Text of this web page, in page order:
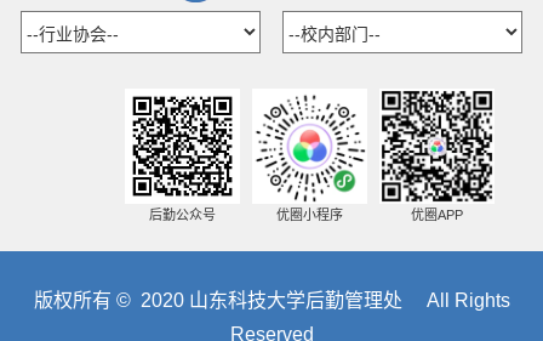
优圈APP
优圈小程序
后勤公众号
版权所有 © 2020 山东科技大学后勤管理处 All Rights
Reserved